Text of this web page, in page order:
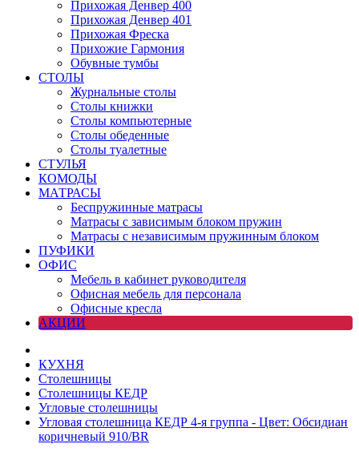
Прихожая Денвер 400
Прихожая Денвер 401
Прихожая Фреска
Прихожие Гармония
Обувные тумбы
СТОЛЫ
Журнальные столы
Столы книжки
Столы компьютерные
Столы обеденные
Столы туалетные
СТУЛЬЯ
КОМОДЫ
МАТРАСЫ
Беспружинные матрасы
Матрасы с зависимым блоком пружин
Матрасы с независимым пружинным блоком
ПУФИКИ
ОФИС
Мебель в кабинет руководителя
Офисная мебель для персонала
Офисные кресла
АКЦИИ
КУХНЯ
Столешницы
Столешницы КЕДР
Угловые столешницы
Угловая столешница КЕДР 4-я группа - Цвет: Обсидиан
коричневый 910/BR